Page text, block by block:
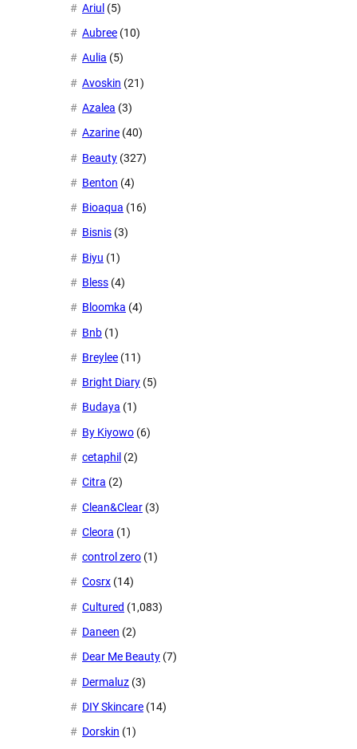
Ariul (5)
Aubree (10)
Aulia (5)
Avoskin (21)
Azalea (3)
Azarine (40)
Beauty (327)
Benton (4)
Bioaqua (16)
Bisnis (3)
Biyu (1)
Bless (4)
Bloomka (4)
Bnb (1)
Breylee (11)
Bright Diary (5)
Budaya (1)
By Kiyowo (6)
cetaphil (2)
Citra (2)
Clean&Clear (3)
Cleora (1)
control zero (1)
Cosrx (14)
Cultured (1,083)
Daneen (2)
Dear Me Beauty (7)
Dermaluz (3)
DIY Skincare (14)
Dorskin (1)